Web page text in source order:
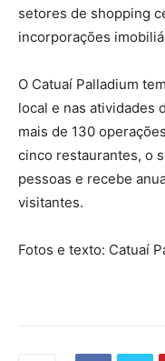
setores de shopping
incorporações
O Catuaí Palladium
local e nas atividades
mais de 130
cinco restaurantes, o
pessoas e recebe
visitantes.
Fotos e texto: Catuaí